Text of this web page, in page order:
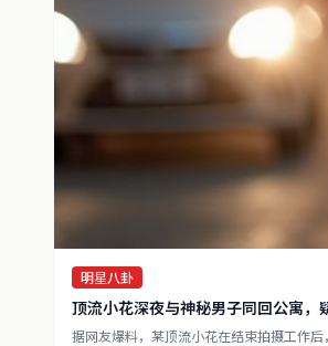
明星八卦
顶流小花深夜与神秘男子同回公寓，
据网友爆料，某顶流小花在结束拍摄工作